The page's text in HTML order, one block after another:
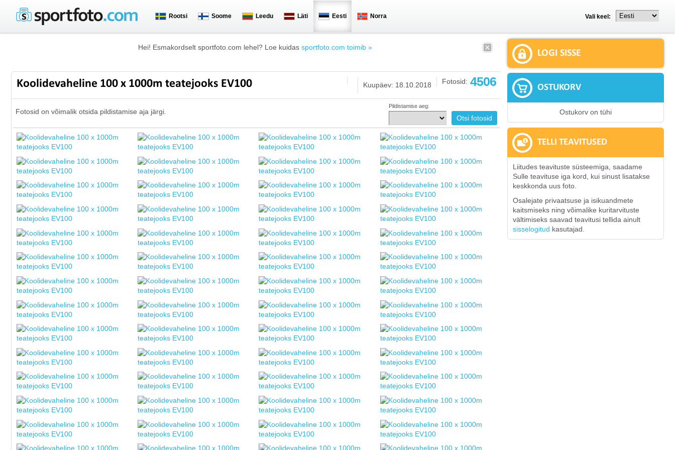
Rootsi Soome Leedu Läti Eesti Norra Vali keel:
Hei! Esmakordselt sportfoto.com lehel? Loe kuidas sportfoto.com toimib »
Koolidevaheline 100 x 1000m teatejooks EV100 Fotosid: 4506
Kuupäev: 18.10.2018
Fotosid on võimalik otsida pildistamise aja järgi.
Pildistamise aeg:
LOGI SISSE
OSTUKORV
Ostukorv on tühi
TELLI TEAVITUSED
Liitudes teavituste süsteemiga, saadame
Sulle teavituse iga kord, kui sinust lisatakse
keskkonda uus foto.
Osalejate privaatsuse ja isikuandmete
kaitsmiseks ning võimalike kuritarvituste
vältimiseks saavad teavitusi tellida ainult
sisselogitud kasutajad.